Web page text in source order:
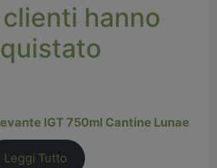
hanno
IGT 750ml Cantine Lunae
Leggi Tutto